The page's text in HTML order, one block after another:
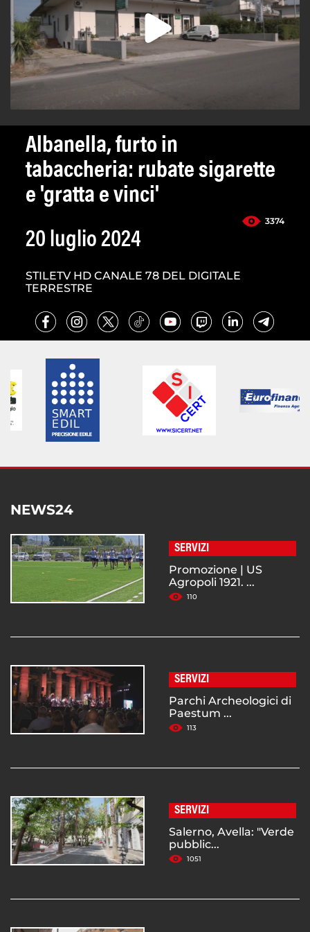
Albanella, furto in
tabaccheria: rubate sigarette
e 'gratta e vinci'
3374
20 luglio 2024
STILETV HD CANALE 78 DEL DIGITALE
TERRESTRE
NEWS24
SERVIZI
Promozione | US
Agropoli 1921. ...
110
SERVIZI
Parchi Archeologici di
Paestum ...
113
SERVIZI
Salerno, Avella: "Verde
pubblic...
1051